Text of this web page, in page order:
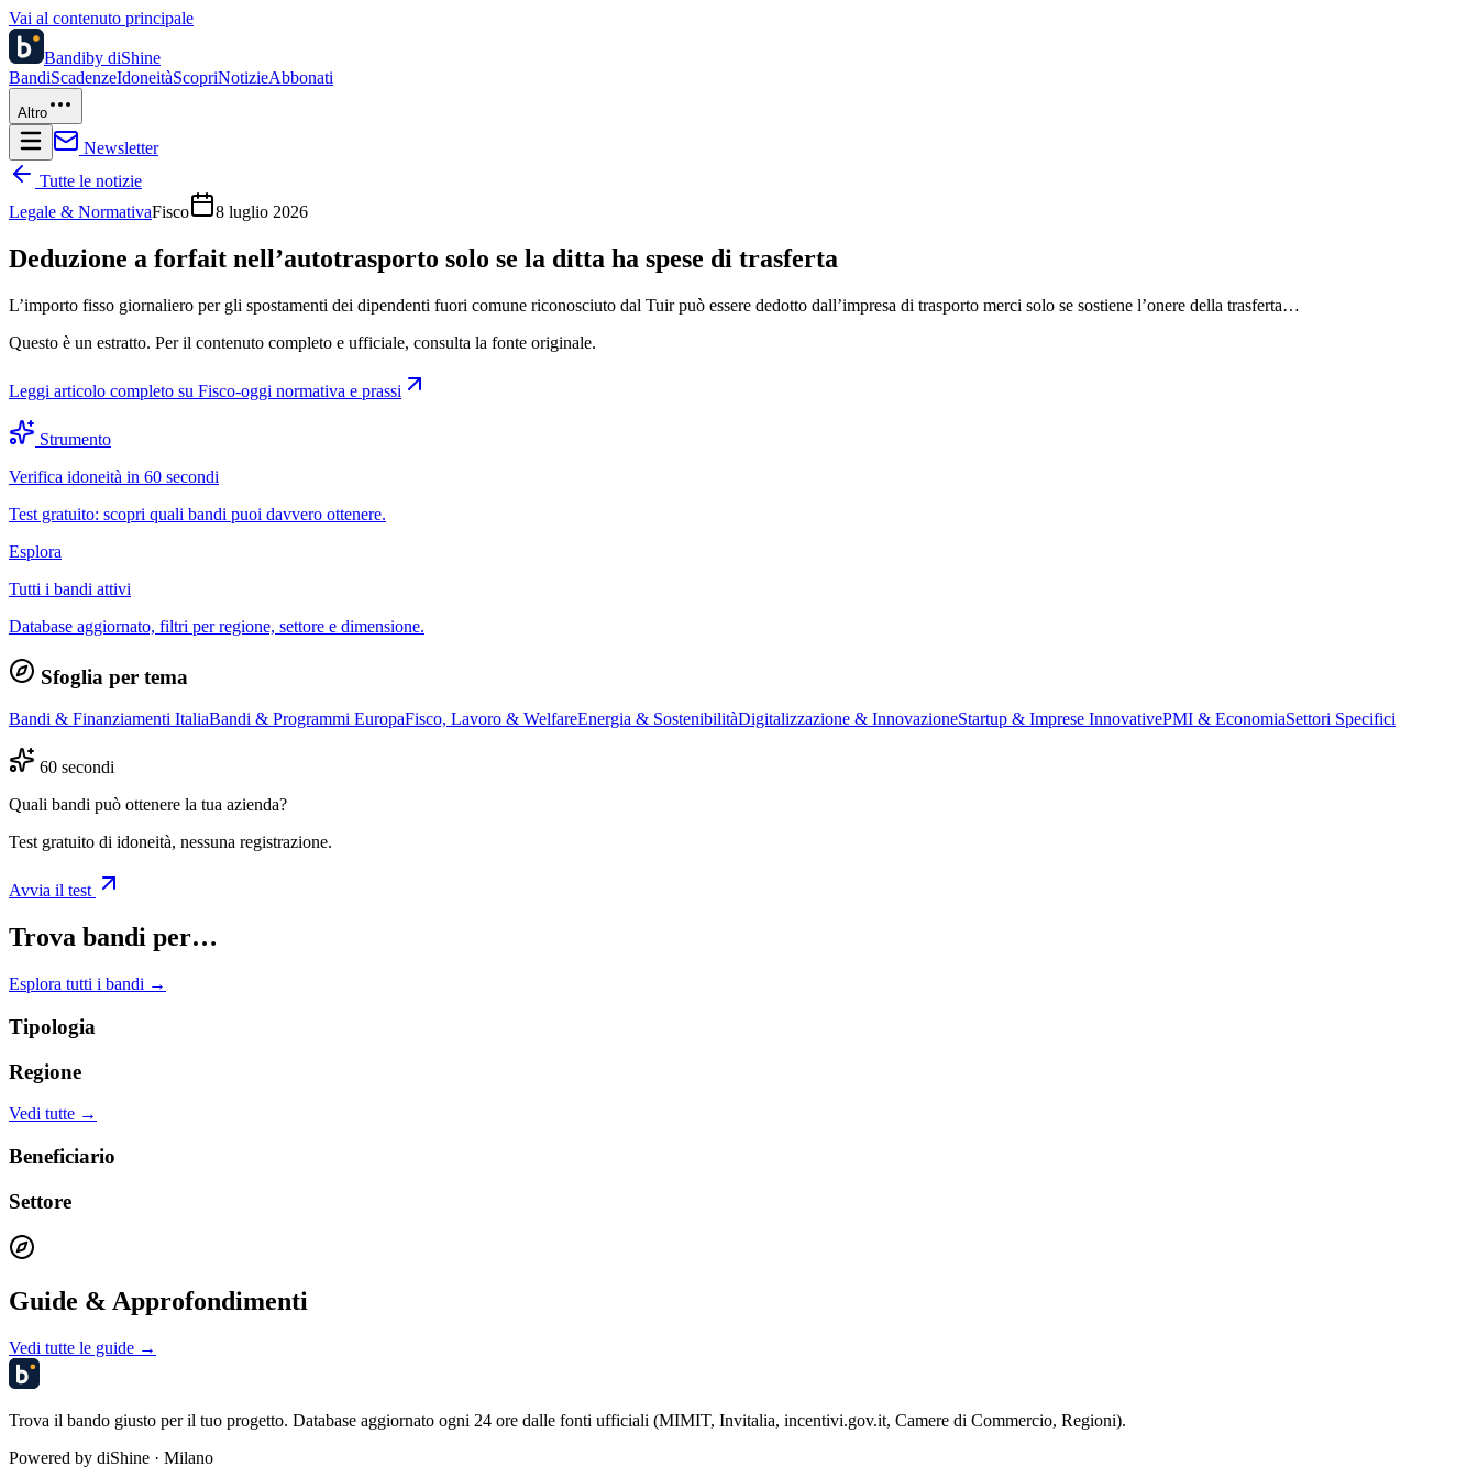
Vai al contenuto principale
Bandiby diShine
BandiScadenzeIdoneitàScopriNotizieAbbonati
Altro
Newsletter
Tutte le notizie
Legale & NormativaFisco 8 luglio 2026
Deduzione a forfait nell’autotrasporto solo se la ditta ha spese di trasferta
L’importo fisso giornaliero per gli spostamenti dei dipendenti fuori comune riconosciuto dal Tuir può essere dedotto dall’impresa di trasporto merci solo se sostiene l’onere della trasferta…
Questo è un estratto. Per il contenuto completo e ufficiale, consulta la fonte originale.
Leggi articolo completo su Fisco-oggi normativa e prassi
Strumento
Verifica idoneità in 60 secondi
Test gratuito: scopri quali bandi puoi davvero ottenere.
Esplora
Tutti i bandi attivi
Database aggiornato, filtri per regione, settore e dimensione.
Sfoglia per tema
Bandi & Finanziamenti ItaliaBandi & Programmi EuropaFisco, Lavoro & WelfareEnergia & SostenibilitàDigitalizzazione & InnovazioneStartup & Imprese InnovativePMI & EconomiaSettori Specifici
60 secondi
Quali bandi può ottenere la tua azienda?
Test gratuito di idoneità, nessuna registrazione.
Avvia il test
Trova bandi per…
Esplora tutti i bandi →
Tipologia
Regione
Vedi tutte →
Beneficiario
Settore
Guide & Approfondimenti
Vedi tutte le guide →
Trova il bando giusto per il tuo progetto. Database aggiornato ogni 24 ore dalle fonti ufficiali (MIMIT, Invitalia, incentivi.gov.it, Camere di Commercio, Regioni).
Powered by diShine · Milano